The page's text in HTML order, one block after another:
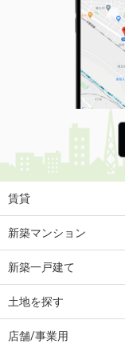
賃貸
新築マンション
新築一戸建て
土地を探す
店舗/事業用